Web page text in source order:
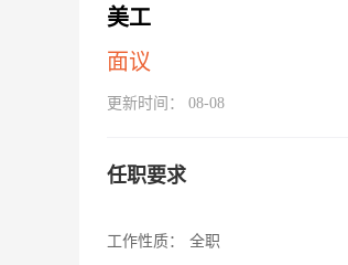
美工
面议
更新时间： 08-08
任职要求
工作性质：
全职